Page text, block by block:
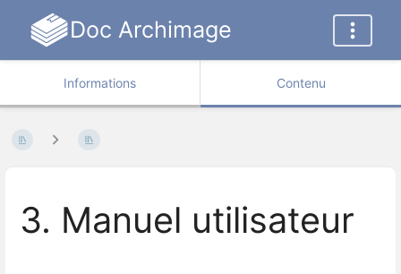
Doc Archimage
Informations Contenu
3. Manuel utilisateur